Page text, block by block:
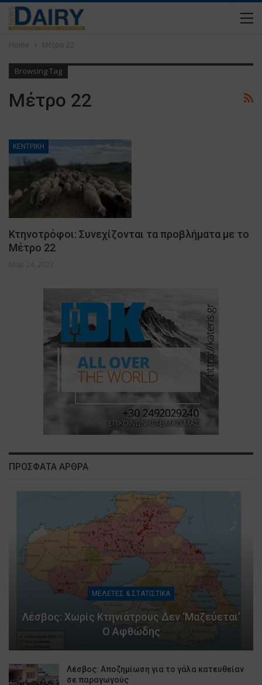
Home Μέτρο 22
Browsing Tag
Μέτρο 22
ΚΕΝΤΡΙΚΗ
Κτηνοτρόφοι: Συνεχίζονται τα προβλήματα με το
Μέτρο 22
Μαρ 24, 2023
ΠΡΟΣΦΑΤΑ ΑΡΘΡΑ
ΜΕΛΕΤΕΣ & ΣΤΑΤΙΣΤΙΚΑ
Λέσβος: Χωρίς Κτηνιάτρους Δεν ‘μαζεύεται’
Ο Αφθώδης
Λέσβος: Αποζημίωση για το γάλα κατευθείαν
σε παραγωγούς